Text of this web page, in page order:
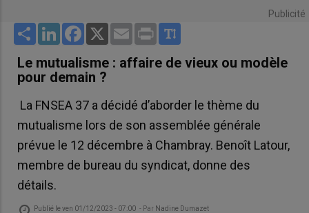
Publicité
Share LinkedInFacebook
X Email Print
Le mutualisme : affaire de vieux ou modèle
pour demain ?
La FNSEA 37 a décidé d’aborder le thème du
mutualisme lors de son assemblée générale
prévue le 12 décembre à Chambray. Benoît Latour,
membre de bureau du syndicat, donne des
détails.
Publié leven 01/12/2023 - 07:00 - Par Nadine Dumazet